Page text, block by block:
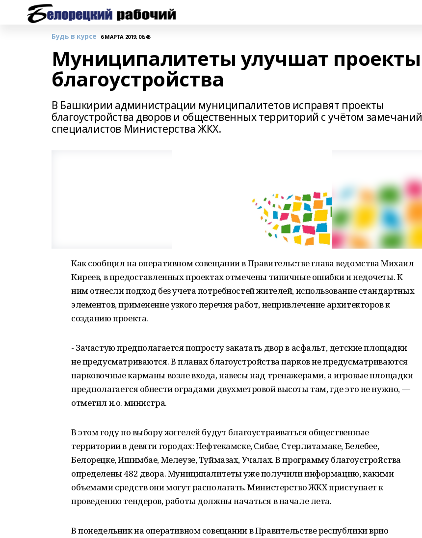
Будь в курсе 6 МАРТА 2019, 06:45
Муниципалитеты улучшат проекты
благоустройства
В Башкирии администрации муниципалитетов исправят проекты
благоустройства дворов и общественных территорий с учётом замечаний
специалистов Министерства ЖКХ.
Как сообщил на оперативном совещании в Правительстве глава ведомства Михаил
Киреев, в предоставленных проектах отмечены типичные ошибки и недочеты. К
ним отнесли подход без учета потребностей жителей, использование стандартных
элементов, применение узкого перечня работ, непривлечение архитекторов к
созданию проекта.
- Зачастую предполагается попросту закатать двор в асфальт, детские площадки
не предусматриваются. В планах благоустройства парков не предусматриваются
парковочные карманы возле входа, навесы над тренажерами, а игровые площадки
предполагается обнести оградами двухметровой высоты там, где это не нужно, —
отметил и.о. министра.
В этом году по выбору жителей будут благоустраиваться общественные
территории в девяти городах: Нефтекамске, Сибае, Стерлитамаке, Белебее,
Белорецке, Ишимбае, Мелеузе, Туймазах, Учалах. В программу благоустройства
определены 482 двора. Муниципалитеты уже получили информацию, какими
объемами средств они могут располагать. Министерство ЖКХ приступает к
проведению тендеров, работы должны начаться в начале лета.
В понедельник на оперативном совещании в Правительстве республики врио